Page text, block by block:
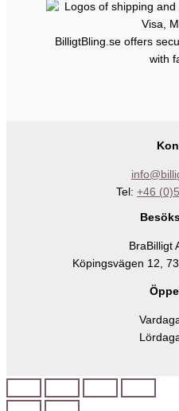
BilligtBling.se offers
with
Tel: +46
BraBilligt
Köpingsvägen 12,